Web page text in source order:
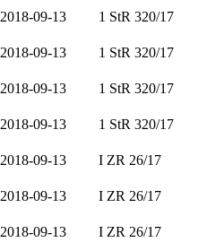
2018-09-13 1 StR 320/17
2018-09-13 1 StR 320/17
2018-09-13 1 StR 320/17
2018-09-13 1 StR 320/17
2018-09-13 I ZR 26/17
2018-09-13 I ZR 26/17
2018-09-13 I ZR 26/17